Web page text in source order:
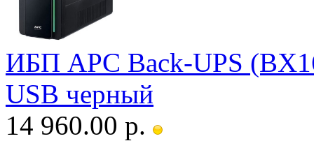
ИБП APC Back-UPS
USB черный
14 960.00 р.